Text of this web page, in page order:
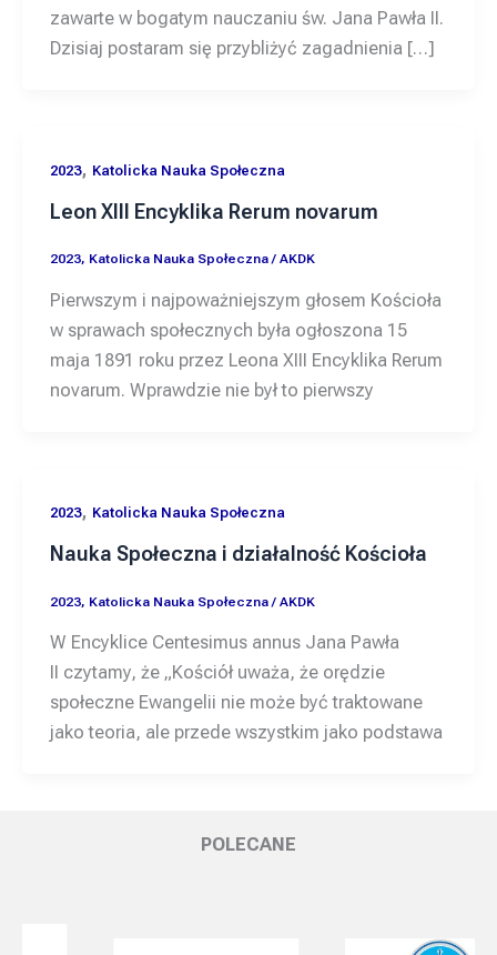
zawarte w bogatym nauczaniu św. Jana Pawła II.
Dzisiaj postaram się przybliżyć zagadnienia […]
2023, Katolicka Nauka Społeczna
Leon XIII Encyklika Rerum novarum
2023, Katolicka Nauka Społeczna/ AKDK
Pierwszym i najpoważniejszym głosem Kościoła
w sprawach społecznych była ogłoszona 15
maja 1891 roku przez Leona XIII Encyklika Rerum
novarum. Wprawdzie nie był to pierwszy
2023, Katolicka Nauka Społeczna
Nauka Społeczna i działalność Kościoła
2023, Katolicka Nauka Społeczna/ AKDK
W Encyklice Centesimus annus Jana Pawła
II czytamy, że „Kościół uważa, że orędzie
społeczne Ewangelii nie może być traktowane
jako teoria, ale przede wszystkim jako podstawa
POLECANE